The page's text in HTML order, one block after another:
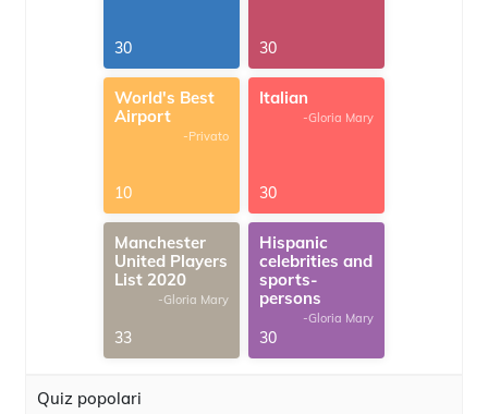
30 30
World's Best
Airport
-Privato
10
Italian
-Gloria Mary
30
Manchester
United Players
List 2020
-Gloria Mary
33
Hispanic
celebrities and
sports-
persons
-Gloria Mary
30
Quiz popolari